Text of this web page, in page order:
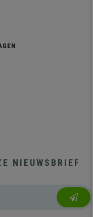
NIEUWSBRIEF